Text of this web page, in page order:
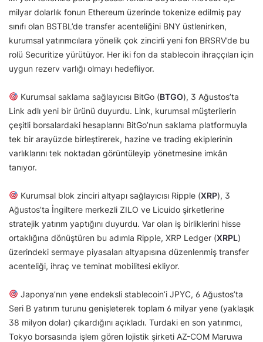
milyar dolarlık fonun Ethereum üzerinde tokenize edilmiş pay
sınıfı olan BSTBL’de transfer acenteliğini BNY üstlenirken,
kurumsal yatırımcılara yönelik çok zincirli yeni fon BRSRV’de bu
rolü Securitize yürütüyor. Her iki fon da stablecoin ihraççıları için
uygun rezerv varlığı olmayı hedefliyor.
Kurumsal saklama sağlayıcısı BitGo (BTGO), 3 Ağustos’ta
Link adlı yeni bir ürünü duyurdu. Link, kurumsal müşterilerin
çeşitli borsalardaki hesaplarını BitGo’nun saklama platformuyla
tek bir arayüzde birleştirerek, hazine ve trading ekiplerinin
varlıklarını tek noktadan görüntüleyip yönetmesine imkân
tanıyor.
Kurumsal blok zinciri altyapı sağlayıcısı Ripple (XRP), 3
Ağustos’ta İngiltere merkezli ZILO ve Licuido şirketlerine
stratejik yatırım yaptığını duyurdu. Var olan iş birliklerini hisse
ortaklığına dönüştüren bu adımla Ripple, XRP Ledger (XRPL)
üzerindeki sermaye piyasaları altyapısına düzenlenmiş transfer
acenteliği, ihraç ve teminat mobilitesi ekliyor.
Japonya’nın yene endeksli stablecoin’i JPYC, 6 Ağustos’ta
Seri B yatırım turunu genişleterek toplam 6 milyar yene (yaklaşık
38 milyon dolar) çıkardığını açıkladı. Turdaki en son yatırımcı,
Tokyo borsasında işlem gören lojistik şirketi AZ-COM Maruwa